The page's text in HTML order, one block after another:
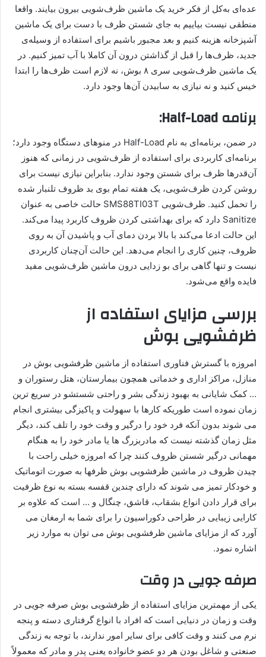
عده‌ای به‌کل از فکر خرید یک ماشین ظرف‌شویی بیرون بیایند. واقعا
منطقی نیست بیاییم به جای شستن ظرف با دست برای یک ماشین
آشپزخانه هزینه کنیم و بعد مجبور باشیم برای استفاده از وسیله‌ی
جدید، ظرف‌ها را قبل از گذاشتن درون آن کاملا با آب تمیز کنیم. در
یک ماشین ظرف‌شویی سری ۸ بوش، نه لازم است ظرف‌ها را ابتدا
خیس کنید و نه نیازی به سابیدن آن‌ها وجود دارد.
برنامه‌ Half-Load:
در ضمن، برنامه‌ای به نام Half-Load در منوهای دستگاه وجود دارد؛
برنامه‌ای کاربردی برای استفاده از ظرف‌شویی در زمانی که هنوز
آن‌قدرها ظرف برای شستن وجود ندارد. بنابراین نیازی نیست برای
روشن کردن ظرف‌شویی، یک هفته تمام بوی بد ظروف تلنبار شده
را تحمل کنید. ظرف‌شویی SMS88TI03T حالت خاصی به عنوان
Sanitize دارد که برای بهداشتی کردن ظروف کاربرد پیدا می‌کند.
این حالت ادعا می‌کند با بالا بردن دمای آب و پاشیدن آن به روی
ظروف، چنین کاری را انجام می‌دهد. این حالت آن‌چنان کاربردی
نیست و تنها گاهی برای بو زدایی درون ماشین ظرف‌شویی مفید
فایده واقع می‌شود.
بررسی مزایای استفاده از
ظرفشویی بوش
امروزه با گسترش فناوری استفاده از ماشین ظرفشویی بوش در
منازل، مراکز اداری و خدماتی همچون بیمارستان، هتل رستوران و
… کمک شایانی به بهبود زندگی بشر و راحتی شستشو در سریع ترین
زمان نموده است طوریکه کارها با سهولت و پاکیزگی بیشتری انجام
می شوند بدون آنکه فرد خود را درگیر و وقت خود را تلف کند، دیگر
مثل زمان گذشته نیست که مادربزرگ ها یا مادر خود را به هنگام
مهمانی درگیر شستن ظروف کنند چرا که امروزه خیلی راحت با
چیدن ظروف در ماشین ظرفشویی بوش ظرفها به صورت اتوماتیک
و خودکار تمیز می شوند که دارای چندین قفسه بسته به نوع ظرفیت
برای قرار دادن انواع بشقاب، قاشق، چنگال و … است که علاوه بر
کارایی زیبایی در طراحی دکوراسیون را برای شما به ارمغان می
آورد که از مزایای ماشین ظرفشویی بوش می توان به موارد زیر
اشاره نمود.
صرفه جویی در وقت
یکی از مهمترین مزایای استفاده از ظرفشویی بوش صرفه جویی در
وقت و زمان در دنیایی است که افراد با انواع گرفتاری دسته و پنجه
نرم می کنند و وقت کافی برای سایر امور ندارند، با توجه به زندگی
صنعتی و شاغل بودن هر دو عضو خانواده یعنی پدر و مادر که معمولاً